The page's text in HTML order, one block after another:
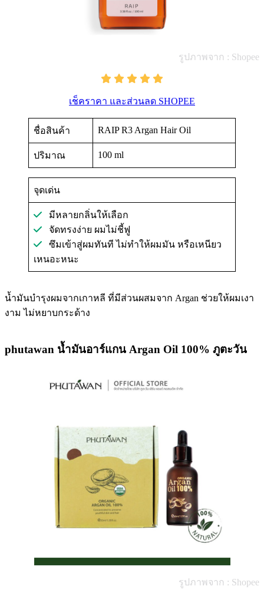
รูปภาพจาก : Shopee
เช็คราคา และส่วนลด SHOPEE
ชื่อสินค้า RAIP R3 Argan Hair Oil
ปริมาณ 100 ml
จุดเด่น
มีหลายกลิ่นให้เลือก
จัดทรงง่าย ผมไม่ชี้ฟู
ซึมเข้าสู่ผมทันที ไม่ทำให้ผมมัน หรือเหนียว
เหนอะหนะ
น้ำมันบำรุงผมจากเกาหลี ที่มีส่วนผสมจาก Argan ช่วยให้ผมเงา
งาม ไม่หยาบกระด้าง
phutawan น้ำมันอาร์แกน Argan Oil 100% ภูตะวัน
รูปภาพจาก : Shopee